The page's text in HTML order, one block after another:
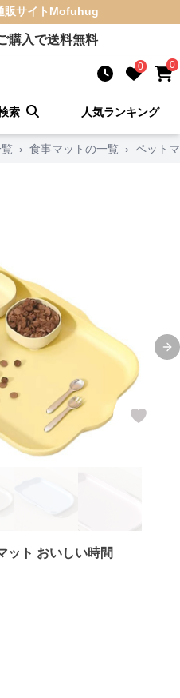
販サイト Mofuhug
購入で送料無料
0 0
索 人気ランキング
› 食事マットの一覧 › ペット
ット おいしい時間